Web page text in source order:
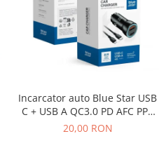
Incarcator auto Blue Star USB
C + USB A QC3.0 PD AFC PPS
3A 25W + cablu USB C la
20,00 RON